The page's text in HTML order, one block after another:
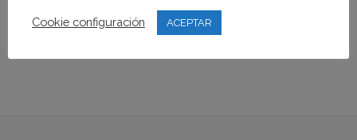
Cookie configuración ACEPTAR